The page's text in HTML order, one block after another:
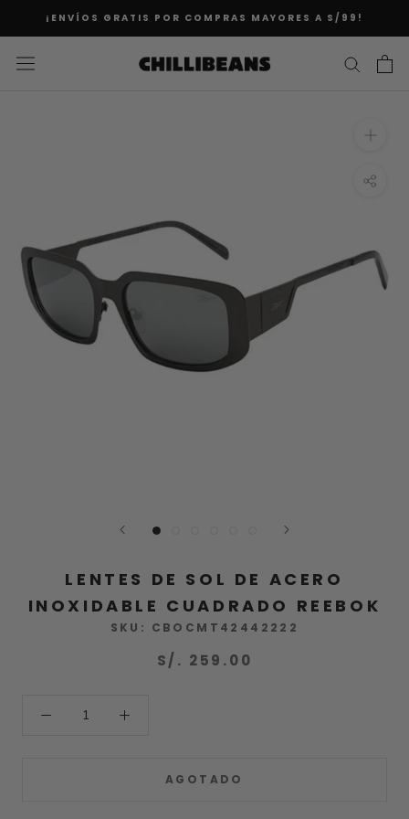
¡ENVÍOS GRATIS POR COMPRAS MAYORES A S/99!
LENTES DE SOL DE ACERO
INOXIDABLE CUADRADO REEBOK
SKU: CBOCMT42442222
S/. 259.00
AGOTADO